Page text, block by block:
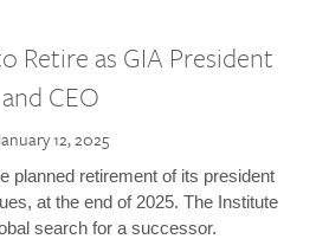
Retire as GIA President
and CEO
12, 2025
planned retirement of its president
at the end of 2025. The Institute
search for a successor.